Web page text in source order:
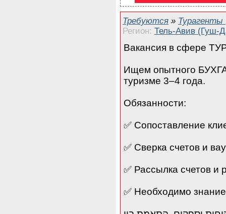
Требуются » Турагенты
Регион: Тель-Авив (Гуш-
Вакансия в сфере
Ищем опытного
туризме 3–4 года.
Обязанности:
✅ Сопоставление
✅ Сверка счетов и
✅ Рассылка счетов и
✅ Необходимо